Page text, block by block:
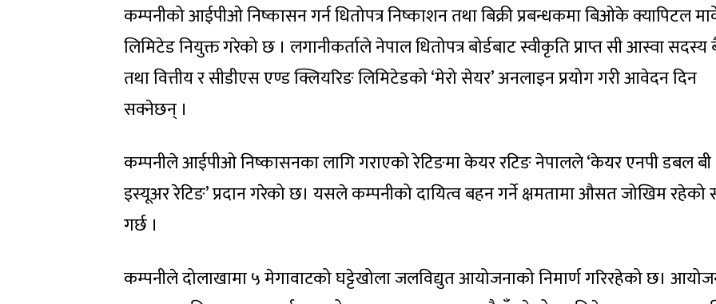
कम्पनीको आईपीओ निष्कासन गर्न धितोपत्र निष्काशन तथा बिक्री प्रबन्धकमा बिओके क्यापिटल
लिमिटेड नियुक्त गरेको छ । लगानीकर्ताले नेपाल धितोपत्र बोर्डबाट स्वीकृति प्राप्त सी आस्वा
तथा वित्तीय र सीडीएस एण्ड क्लियरिङ लिमिटेडको ‘मेरो सेयर’ अनलाइन प्रयोग गरी आवेदन दिन
सक्नेछन् ।
कम्पनीले आईपीओ निष्कासनका लागि गराएको रेटिङमा केयर रटिङ नेपालले ‘केयर एनपी डबल बी
इस्यूअर रेटिङ’ प्रदान गरेको छ। यसले कम्पनीको दायित्व बहन गर्ने क्षमतामा औसत जोखिम
गर्छ ।
कम्पनीले दोलाखामा ५ मेगावाटको घट्टेखोला जलविद्युत आयोजनाको निमार्ण गरिरहेको छ।